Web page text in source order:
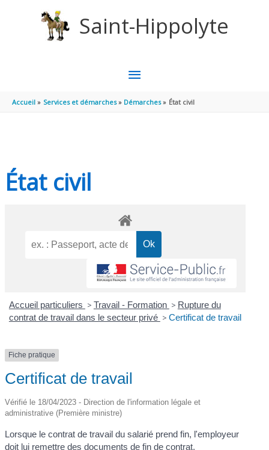
Saint-Hippolyte
MENU
PRINCIPAL
Accueil Services et démarches Démarches État civil
État civil
Accueil particuliers > Travail - Formation > Rupture du
contrat de travail dans le secteur privé > Certificat de travail
Fiche pratique
Certificat de travail
Vérifié le 18/04/2023 - Direction de l'information légale et
administrative (Première ministre)
Lorsque le contrat de travail du salarié prend fin, l'employeur
doit lui remettre des documents de fin de contrat.